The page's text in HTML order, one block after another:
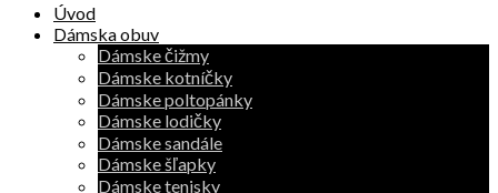
Úvod
Dámska obuv
Dámske čižmy
Dámske kotníčky
Dámske poltopánky
Dámske lodičky
Dámske sandále
Dámske šľapky
Dámske tenisky